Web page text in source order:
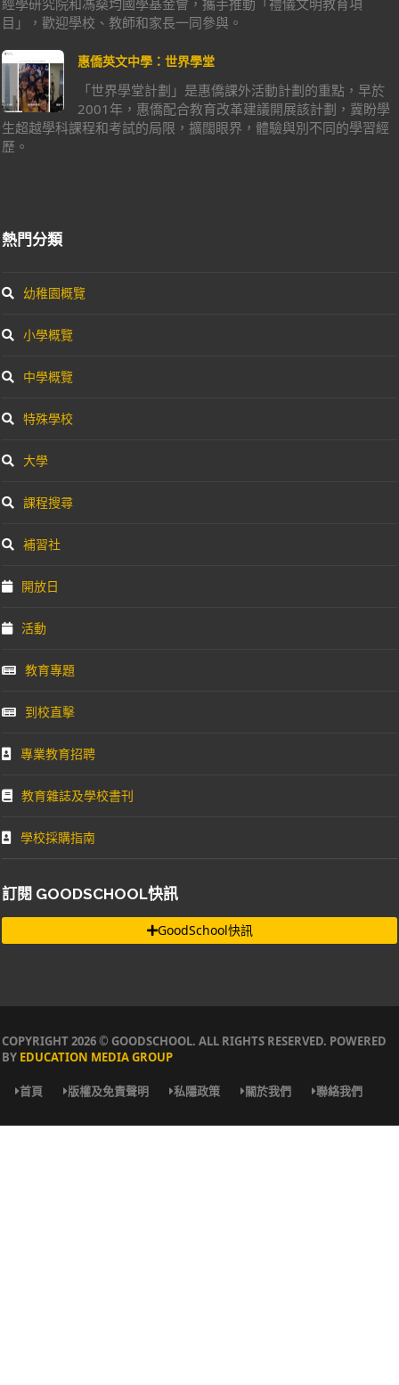
目」，歡迎學校、教師和家長一同參與。
惠僑英文中學：世界學堂
「世界學堂計劃」是惠僑課外活動計劃的重點，早於
2001年，惠僑配合教育改革建議開展該計劃，冀盼學
生超越學科課程和考試的局限，擴闊眼界，體驗與別不同的學習經
歷。
熱門分類
幼稚園概覽
小學概覽
中學概覽
特殊學校
大學
課程搜尋
補習社
開放日
活動
教育專題
到校直擊
專業教育招聘
教育雜誌及學校書刊
學校採購指南
訂閱 GOODSCHOOL快訊
GoodSchool快訊
COPYRIGHT 2026 © GOODSCHOOL. ALL RIGHTS RESERVED. POWERED
BY EDUCATION MEDIA GROUP
首頁 版權及免責聲明 私隱政策 關於我們 聯絡我們